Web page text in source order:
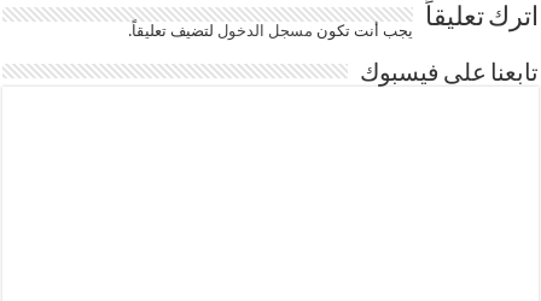
اترك تعليقاً يجب أنت تكون مسجل الدخوللتضيف تعليقاً.
تابعنا على فيسبوك